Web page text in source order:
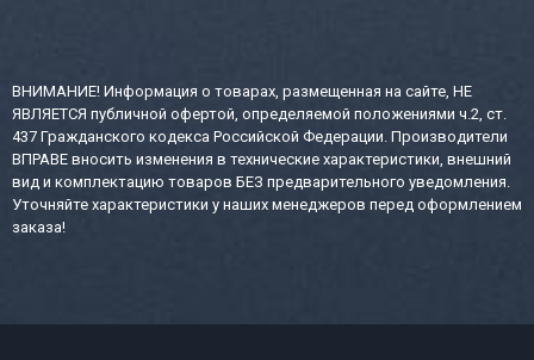
ВНИМАНИЕ! Информация о товарах, размещенная на сайте, НЕ
ЯВЛЯЕТСЯ публичной офертой, определяемой положениями ч.2, ст.
437 Гражданского кодекса Российской Федерации. Производители
ВПРАВЕ вносить изменения в технические характеристики, внешний
вид и комплектацию товаров БЕЗ предварительного уведомления.
Уточняйте характеристики у наших менеджеров перед оформлением
заказа!